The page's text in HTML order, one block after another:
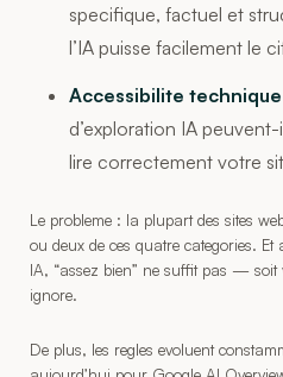
specifique, factuel et
l’IA puisse facilement le
Accessibilite technique
d’exploration IA
lire correctement votre
Le probleme : la plupart des sites
ou deux de ces quatre categories. Et
IA, “assez bien” ne suffit pas — soit
ignore.
De plus, les regles evoluent